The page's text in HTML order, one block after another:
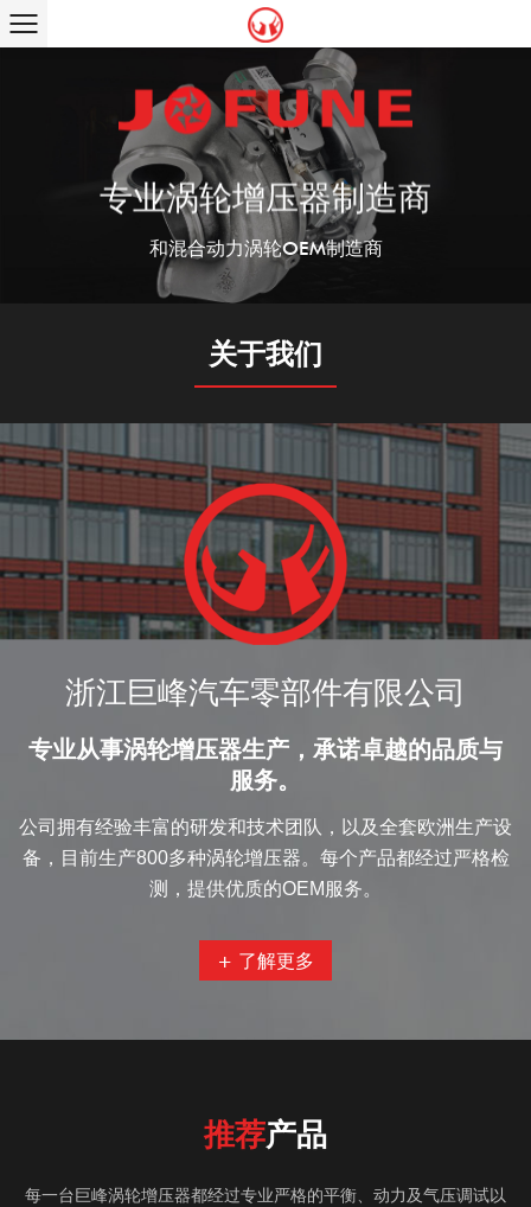
专业涡轮增压器制造商
和混合动力涡轮OEM制造商
关于我们
浙江巨峰汽车零部件有限公司
专业从事涡轮增压器生产，承诺卓越的品质与
服务。
公司拥有经验丰富的研发和技术团队，以及全套欧洲生产设
备，目前生产800多种涡轮增压器。每个产品都经过严格检
测，提供优质的OEM服务。
+ 了解更多
推荐产品
每一台巨峰涡轮增压器都经过专业严格的平衡、动力及气压调试以